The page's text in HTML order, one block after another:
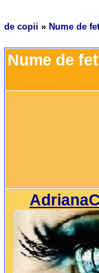
de copii » Nume de
Nume de
AdrianaC